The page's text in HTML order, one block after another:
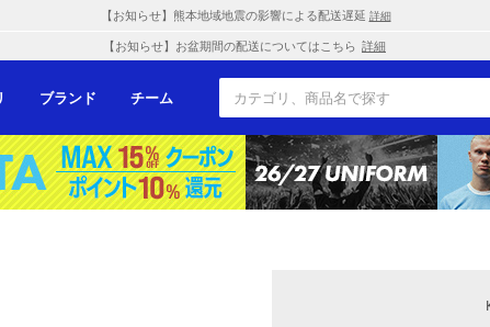
【お知らせ】熊本地域地震の影響による配送遅延 詳細
【お知らせ】お盆期間の配送についてはこちら 詳細
ブランド チーム